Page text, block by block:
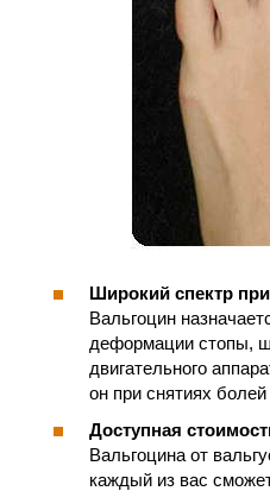
Широкий спектр
Вальгоцин
деформации стопы,
двигательного
он при снятиях болей
Доступная
Вальгоцина от
каждый из вас